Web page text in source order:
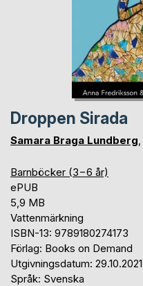
Droppen Sirada
Samara Braga Lundberg,
Barnböcker (3−6 år)
ePUB
5,9 MB
Vattenmärkning
ISBN-13: 9789180274173
Förlag: Books on Demand
Utgivningsdatum: 29.10.2021
Språk: Svenska